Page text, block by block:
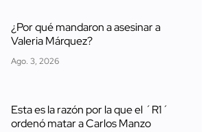
¿Por qué mandaron a asesinar a
Valeria Márquez?
Ago. 3, 2026
Esta es la razón por la que el ´R1´
ordenó matar a Carlos Manzo